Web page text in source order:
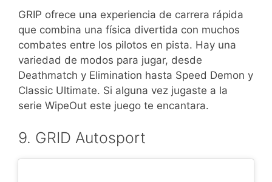
GRIP ofrece una experiencia de carrera rápida
que combina una física divertida con muchos
combates entre los pilotos en pista. Hay una
variedad de modos para jugar, desde
Deathmatch y Elimination hasta Speed ​​Demon y
Classic Ultimate. Si alguna vez jugaste a la
serie WipeOut este juego te encantara.
9. GRID Autosport